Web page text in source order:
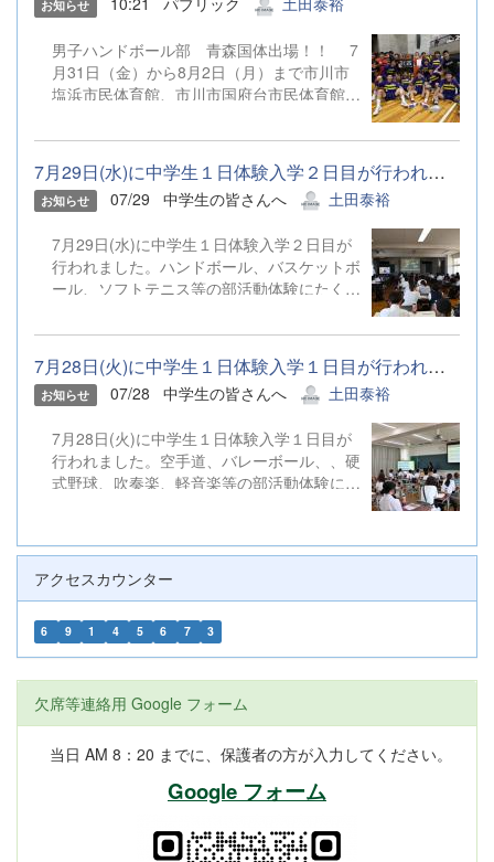
お知らせ
男子ハンドボール部 青森国体出場！！ 7
月31日（金）から8月2日（月）まで市川市
塩浜市民体育館、市川市国府台市民体育館他
ドボール競技関東ブロック大会を勝ち抜
き、 関東ブロック代表として第80回国民
スポーツ大会（本大会）に出場を決めまし
た。 第80回国民スポーツ大会（本大会）
マエダアリーナ、野辺地高校体育館他にて行
われます。 引き続き温かいご声援をよろし
くお願いします。
7月29日(水)に中学生１日体験入学２日目が行われました。ハンドボ...
お知らせ 07/29 中学生の皆さんへ 土田泰裕
7月29日(水)に中学生１日体験入学２日目が
行われました。ハンドボール、バスケットボ
ール、ソフトテニス等の部活動体験にたくさ
7月28日(火)に中学生１日体験入学１日目が行われました。空手道、...
お知らせ 07/28 中学生の皆さんへ 土田泰裕
7月28日(火)に中学生１日体験入学１日目が
行われました。空手道、バレーボール、、硬
式野球、吹奏楽、軽音楽等の部活動体験にた
アクセスカウンター
6 9 1 4 5 6 7 3
欠席等連絡用 Google フォーム
当日 AM 8：20 までに、保護者の方が入力してください。
Google フォーム